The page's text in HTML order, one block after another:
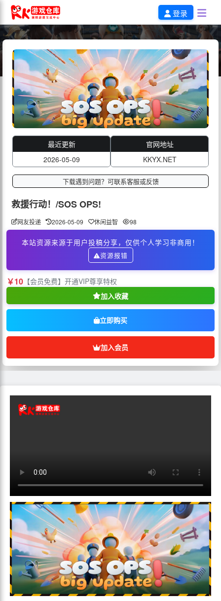
登录
最近更新
2026-05-09
官网地址
KKYX.NET
下载遇到问题？可联系客服或反馈
救援行动！/SOS OPS!
网友投递 2026-05-09 休闲益智 98
本站资源来源于用户投稿分享，仅供个人学习非商用！
资源报错
￥10 【会员免费】开通VIP尊享特权
加入收藏
立即购买
加入会员